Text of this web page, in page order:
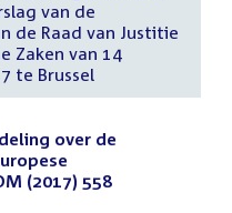
van de
de Raad van Justitie
Zaken van 14
te Brussel
over de
(2017) 558